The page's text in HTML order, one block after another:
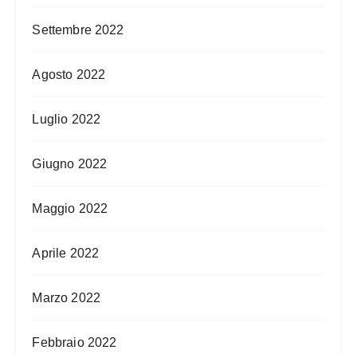
Settembre 2022
Agosto 2022
Luglio 2022
Giugno 2022
Maggio 2022
Aprile 2022
Marzo 2022
Febbraio 2022